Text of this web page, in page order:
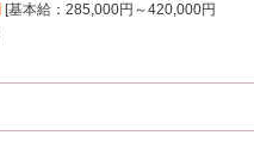
基本給：285,000円～420,000円